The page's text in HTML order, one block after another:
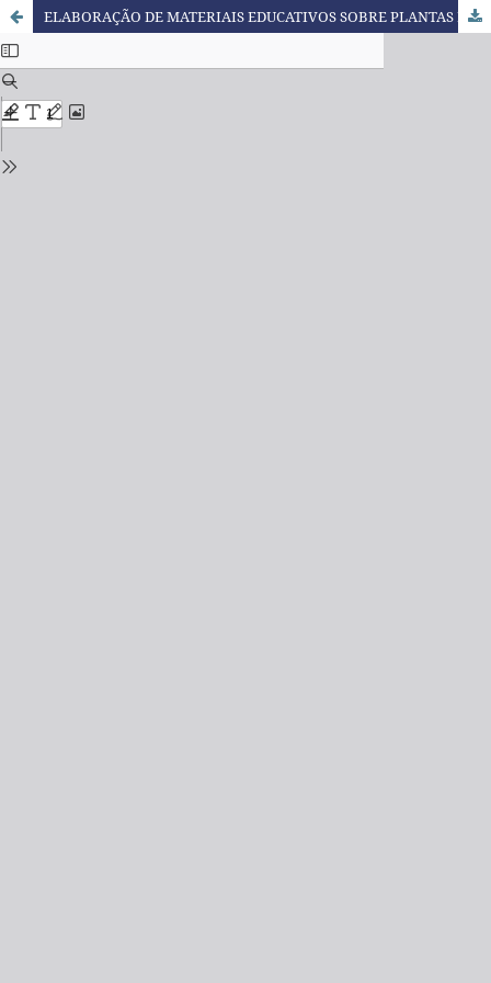
ELABORAÇÃO DE MATERIAIS EDUCATIVOS SOBRE PLANTAS MEDICINAIS PARA HIPERTENSOS E DIABÉTICOS NA ATENÇÃO PRIMÁRIA